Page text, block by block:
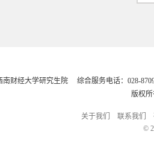
南财经大学研究生院 综合服务电话：028-
版权
关于我们 联系我们
©